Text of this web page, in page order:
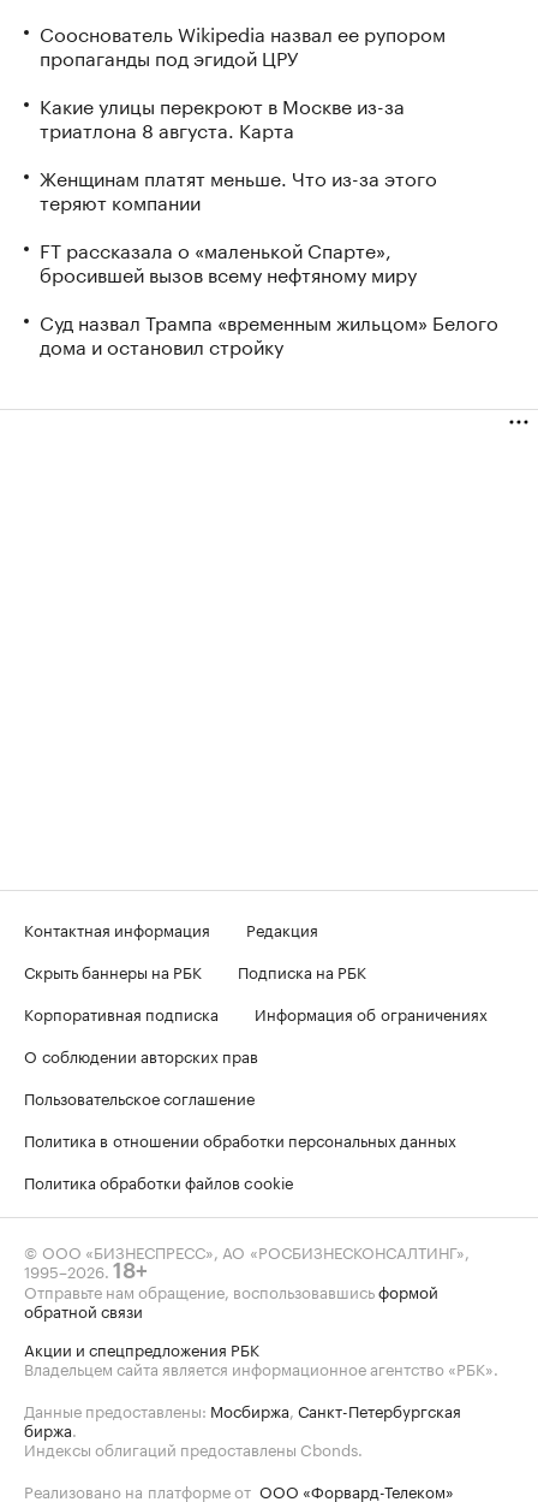
Сооснователь Wikipedia назвал ее рупором
пропаганды под эгидой ЦРУ
Какие улицы перекроют в Москве из-за
триатлона 8 августа. Карта
Женщинам платят меньше. Что из-за этого
теряют компании
FT рассказала о «маленькой Спарте»,
бросившей вызов всему нефтяному миру
Суд назвал Трампа «временным жильцом» Белого
дома и остановил стройку
Контактная информация
Редакция
Скрыть баннеры на РБК
Подписка на РБК
Корпоративная подписка
Информация об ограничениях
О соблюдении авторских прав
Пользовательское соглашение
Политика в отношении обработки персональных данных
Политика обработки файлов cookie
© ООО «БИЗНЕСПРЕСС», АО «РОСБИЗНЕСКОНСАЛТИНГ»,
1995–2026 18+
Отправьте нам обращение, воспользовавшисьформой
обратной связи
Акции и спецпредложения РБК
Владельцем сайта является информационное агентство «РБК».
Данные предоставлены: Мосбиржа Санкт-Петербургская
биржа
Индексы облигаций предоставлены Cbonds.
Реализовано на платформе от ООО «Форвард-Телеком»